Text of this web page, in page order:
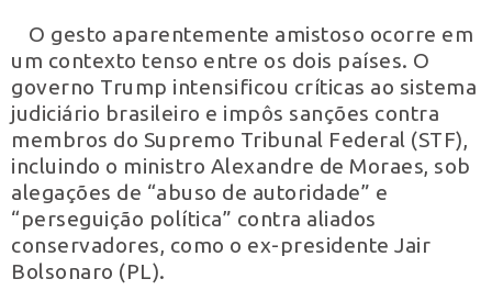
O gesto aparentemente amistoso ocorre em
um contexto tenso entre os dois países. O
governo Trump intensificou críticas ao sistema
judiciário brasileiro e impôs sanções contra
membros do Supremo Tribunal Federal (STF),
incluindo o ministro Alexandre de Moraes, sob
alegações de “abuso de autoridade” e
“perseguição política” contra aliados
conservadores, como o ex-presidente Jair
Bolsonaro (PL).